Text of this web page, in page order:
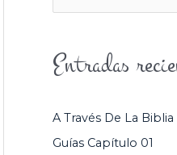
U
C
Entradas
A Través De La Biblia
Guías Capítulo 01